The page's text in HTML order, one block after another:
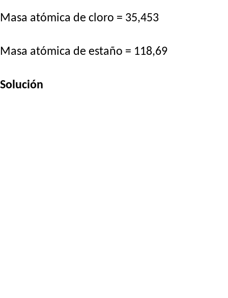
Masa atómica de cloro = 35,453
Masa atómica de estaño = 118,69
Solución